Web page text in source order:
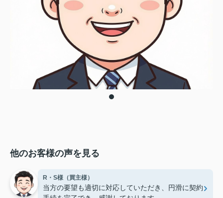
他のお客様の声を見る
R・S様（買主様）
当方の要望も適切に対応していただき、円滑に契約